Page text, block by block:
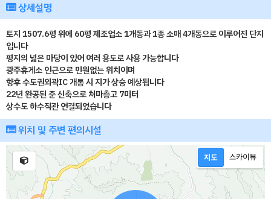
상세설명
토지 1507.6평 위에 60평 제조업소 1개동과 1종 소매 4개동으로 이루어진 단지
입니다
평지의 넓은 마당이 있어 여러 용도로 사용 가능합니다
광주휴게소 인근으로 민원없는 위치이며
향후 수도권외곽IC 개통 시 지가 상승 예상됩니다
22년 완공된 준 신축으로 처마층고 7미터
상수도 하수직관 연결되었습니다
위치 및 주변 편의시설